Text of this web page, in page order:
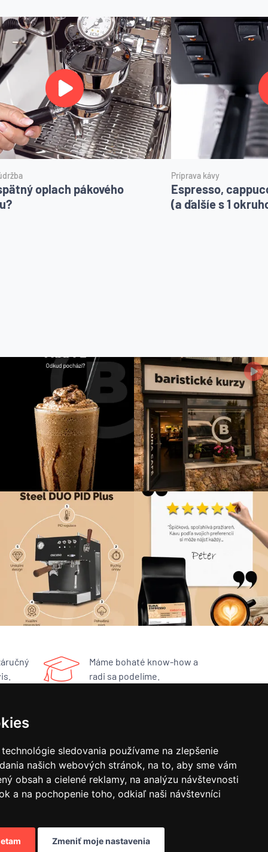
sledovania používame na zlepšenie
našich webových stránok, na to, aby sme vám
obsah a cielené reklamy, na analýzu návštevnosti
a na pochopenie toho, odkiaľ naši návštevníci
Zmeniť moje nastavenia
oplach pákového
Príprava kávy
Espresso,
(a ďalšíe s 1
Máme bohaté know-how a
radi sa podelíme.
BUNA CAFÉ
Havlíčkovo náměstí 15/31
252 19 Rudná, CZ
obchod@bunacafe.sk